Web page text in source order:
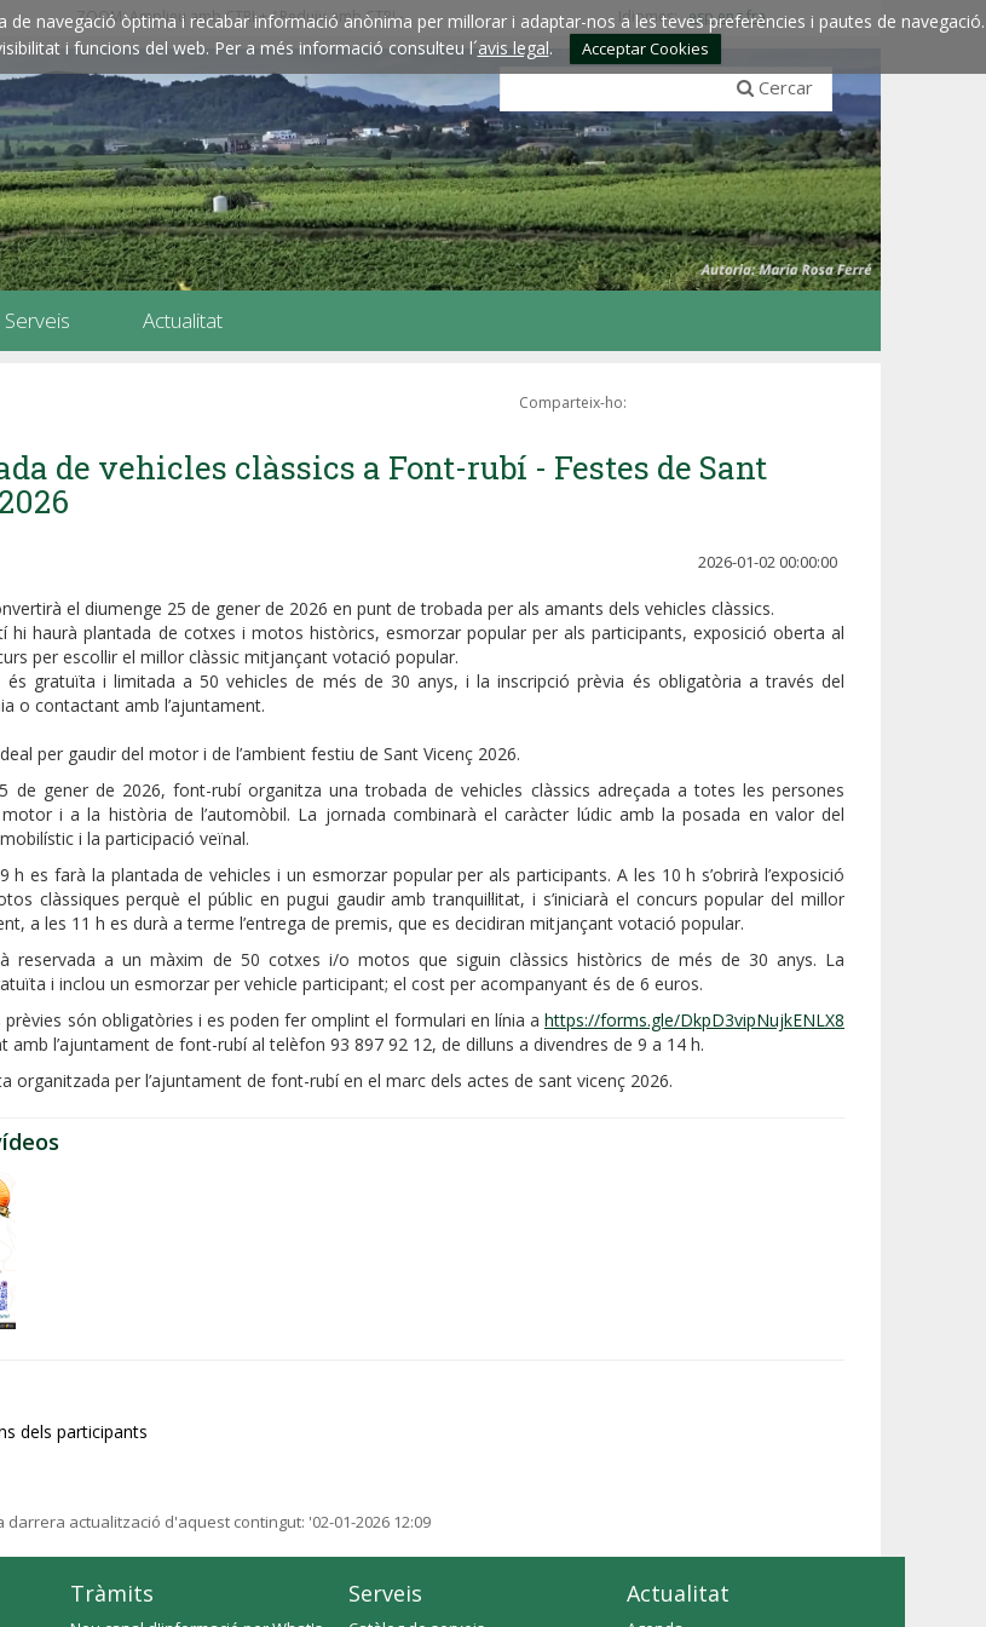
navegació òptima i recabar informació anònima per millorar i adaptar-nos a les teves preferències i pautes de navegació.
i funcions del web. Per a més informació consulteu l´avis legal. Acceptar Cookies
ZOOM: Amplieu amb CTRL+ / Reduïu amb CTRL- Idiomes:esp engfra
Cercar
Serveis Actualitat
Comparteix-ho:
de vehicles clàssics a Font-rubí - Festes de Sant
2026-01-02 00:00:00
el diumenge 25 de gener de 2026 en punt de trobada per als amants dels vehicles clàssics.
hi haurà plantada de cotxes i motos històrics, esmorzar popular per als participants, exposició oberta al
per escollir el millor clàssic mitjançant votació popular.
és gratuïta i limitada a 50 vehicles de més de 30 anys, i la inscripció prèvia és obligatòria a través del
o contactant amb l’ajuntament.
per gaudir del motor i de l’ambient festiu de Sant Vicenç 2026.
de gener de 2026, font-rubí organitza una trobada de vehicles clàssics adreçada a totes les persones
i a la història de l’automòbil. La jornada combinarà el caràcter lúdic amb la posada en valor del
i la participació veïnal.
h es farà la plantada de vehicles i un esmorzar popular per als participants. A les 10 h s’obrirà l’exposició
clàssiques perquè el públic en pugui gaudir amb tranquil·litat, i s’iniciarà el concurs popular del millor
a les 11 h es durà a terme l’entrega de premis, que es decidiran mitjançant votació popular.
reservada a un màxim de 50 cotxes i/o motos que siguin clàssics històrics de més de 30 anys. La
i inclou un esmorzar per vehicle participant; el cost per acompanyant és de 6 euros.
prèvies són obligatòries i es poden fer omplint el formulari en línia a https://forms.gle/DkpD3vipNujkENLX8
amb l’ajuntament de font-rubí al telèfon 93 897 92 12, de dilluns a divendres de 9 a 14 h.
organitzada per l’ajuntament de font-rubí en el marc dels actes de sant vicenç 2026.
dels participants
darrera actualització d'aquest contingut: '02-01-2026 12:09
Tràmits Serveis Actualitat